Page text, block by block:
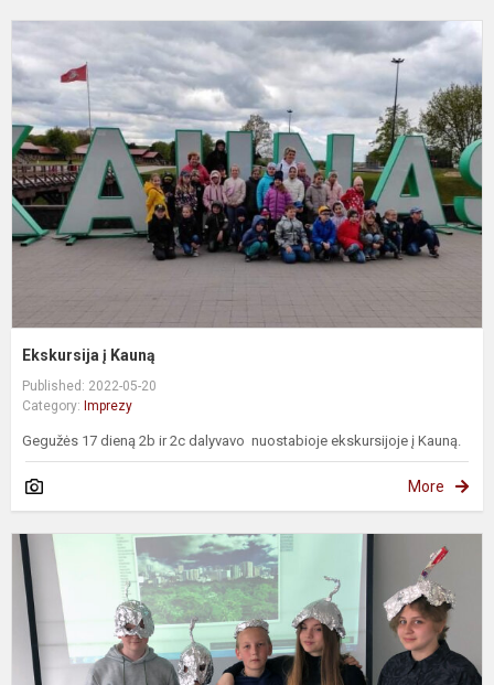
Ekskursija į Kauną
Published: 2022-05-20
Category: Imprezy
Gegužės 17 dieną 2b ir 2c dalyvavo nuostabioje ekskursijoje į Kauną.
More